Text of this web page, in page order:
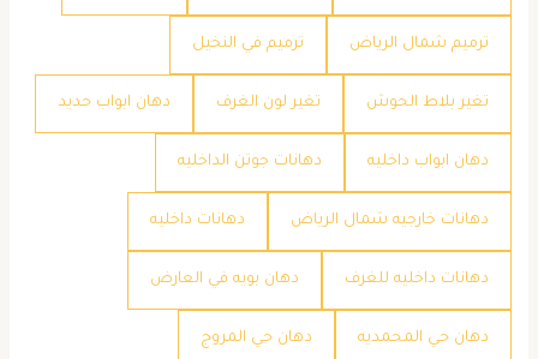
ترميم شمال الرياض ترميم في النخيل
تغير بلاط الحوش تغير لون الغرف دهان ابواب حديد
دهان ابواب داخليه دهانات جوتن الداخليه
دهانات خارجيه شمال الرياض دهانات داخليه
دهانات داخليه للغرف دهان بويه في العارض
دهان حي المحمديه دهان حي المروج